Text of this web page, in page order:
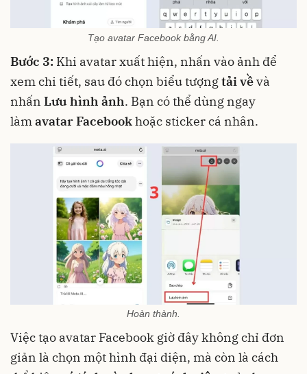
Tạo avatar Facebook bằng AI.
Bước 3: Khi avatar xuất hiện, nhấn vào ảnh để
xem chi tiết, sau đó chọn biểu tượngtải vềvà
nhấn Lưu hình ảnh. Bạn có thể dùng ngay
làmavatar Facebookhoặc sticker cá nhân.
Hoàn thành.
Việc tạo avatar Facebook giờ đây không chỉ đơn
giản là chọn một hình đại diện, mà còn là cách